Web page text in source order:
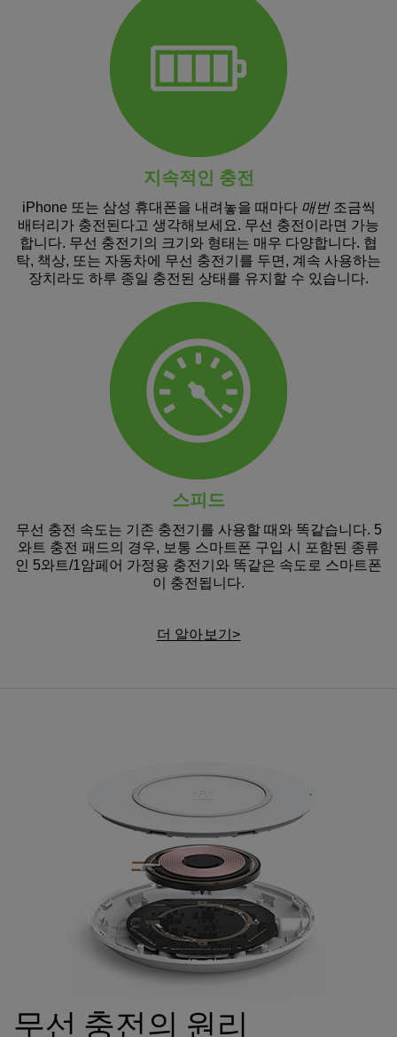
지속적인 충전
iPhone 또는 삼성 휴대폰을 내려놓을 때마다 매번 조금씩
배터리가 충전된다고 생각해보세요. 무선 충전이라면 가능
합니다. 무선 충전기의 크기와 형태는 매우 다양합니다. 협
탁, 책상, 또는 자동차에 무선 충전기를 두면, 계속 사용하는
장치라도 하루 종일 충전된 상태를 유지할 수 있습니다.
스피드
무선 충전 속도는 기존 충전기를 사용할 때와 똑같습니다. 5
와트 충전 패드의 경우, 보통 스마트폰 구입 시 포함된 종류
인 5와트/1암페어 가정용 충전기와 똑같은 속도로 스마트폰
이 충전됩니다.
더 알아보기>
무선 충전의 원리